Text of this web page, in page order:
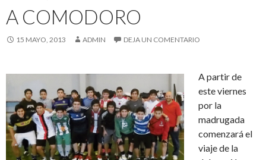
A COMODORO
15 MAYO, 2013 ADMIN DEJA UN COMENTARIO
A partir de
este viernes
por la
madrugada
comenzará el
viaje de la